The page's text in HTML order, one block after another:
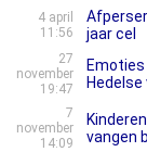
4 april
11:56
jaar cel
27
november
19:47
7
november
14:09
vangen